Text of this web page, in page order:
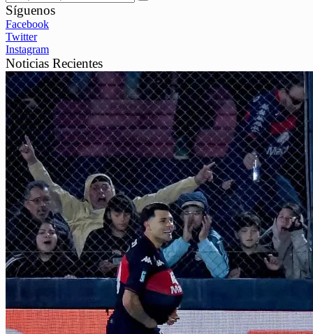
Síguenos
Facebook
Twitter
Instagram
Noticias Recientes